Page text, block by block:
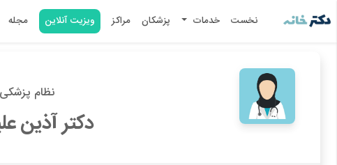
نخست خدمات پزشکان مراکز ویزیت آنلاین مجله
نظام پزشکی
دکتر آذین